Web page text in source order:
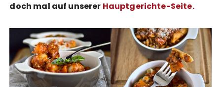
doch mal auf unserer Hauptgerichte-Seite.